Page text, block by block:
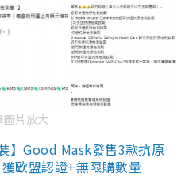
圖片放大
】Good Mask發售3款抗原
歐盟認證+無限購數量